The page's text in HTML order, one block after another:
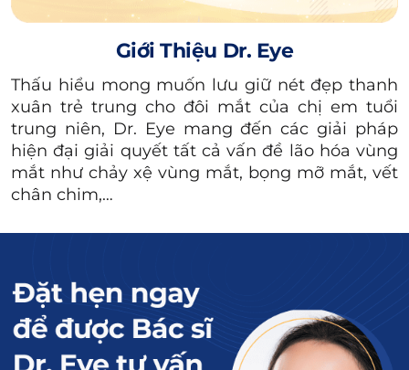
hay rãnh nhăn ở đuôi mắt, rõ nhất khi cười
Thậm chí, khi không có biểu cảm
loại nếp nhăn này vẫn có thể xuất hiện
trên mặt bạn.
Xem thêm:
Vì sao xuất hiện nếp
Làm thế nào cải
Giới Thiệu Dr. Eye
Thấu hiểu mong muốn lưu giữ nét đẹp thanh
xuân trẻ trung cho đôi mắt của chị em tuổi
trung niên, Dr. Eye mang đến các giải pháp
hiện đại giải quyết tất cả vấn đề lão hóa vùng
mắt như chảy xệ vùng mắt, bọng mỡ mắt, vết
chân chim,…